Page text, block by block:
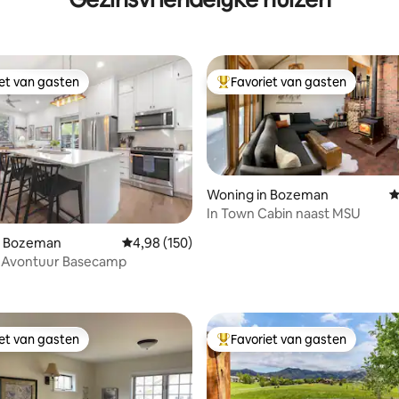
4,99 uit 5, 151 recensies
van gasten
van gasten
Gemiddelde beoordeling van 4,98 uit 5, 150
4,98 (150)
Basecamp
Topfavoriet van gasten
Favoriet van gasten
Woning in Bozeman
In Town Cabin naast MSU
van gasten
van gasten Topfavoriet van gasten
Favoriet van gasten